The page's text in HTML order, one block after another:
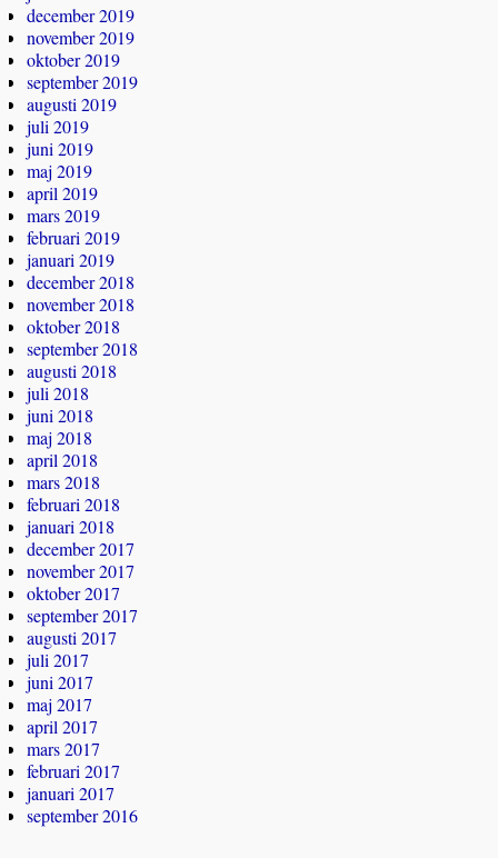
december 2019
november 2019
oktober 2019
september 2019
augusti 2019
juli 2019
juni 2019
maj 2019
april 2019
mars 2019
februari 2019
januari 2019
december 2018
november 2018
oktober 2018
september 2018
augusti 2018
juli 2018
juni 2018
maj 2018
april 2018
mars 2018
februari 2018
januari 2018
december 2017
november 2017
oktober 2017
september 2017
augusti 2017
juli 2017
juni 2017
maj 2017
april 2017
mars 2017
februari 2017
januari 2017
september 2016